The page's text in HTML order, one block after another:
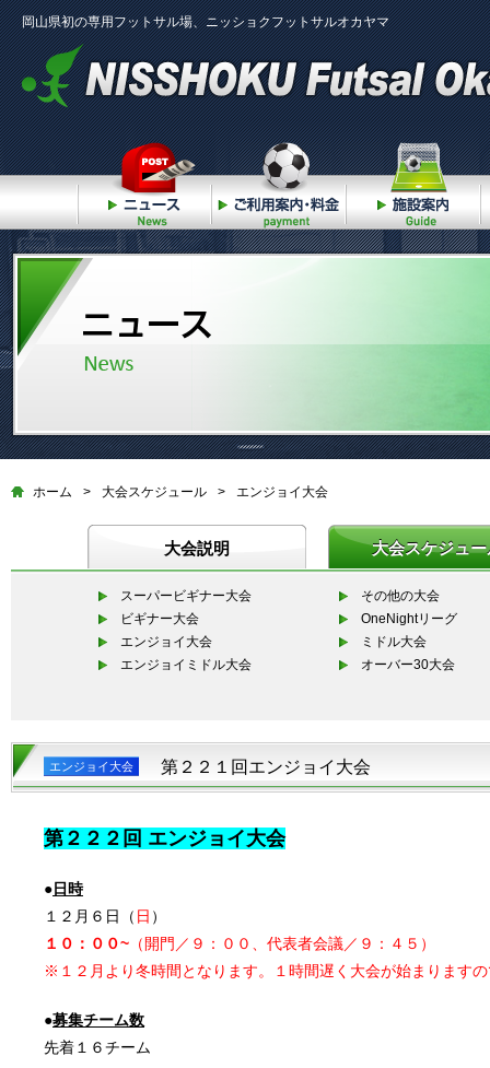
岡山県初の専用フットサル場、ニッショクフットサルオカヤマ
ニュース ご利用案内・料金
ホーム > 大会スケジュール > エンジョイ大会
大会説明 大会スケジュー
スーパービギナー大会
ビギナー大会
エンジョイ大会
エンジョイミドル大会
その他の大会
OneNightリーグ
ミドル大会
オーバー30大会
エンジョイ大会 第２２１回エンジョイ大会
第２２２ 回 エンジョイ大会
●日時
１２月６日（ 日 ）
１０：００~ （開門／９：００、代表者会議／９：４５）
※１２月より冬時間となります。１時間遅く大会が始まります
●募集チーム数
先着１６チーム